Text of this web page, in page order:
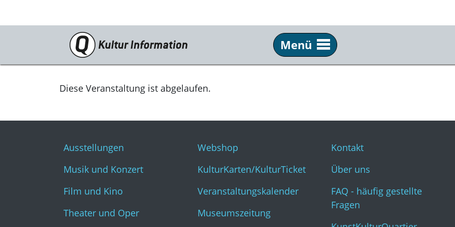
Menü
Veranstaltungen
Ausstellungen
Theater und Oper
Literatur
Service
Museumszeitung
Diese Veranstaltung ist abgelaufen.
Ausstellungen
Musik und Konzert
Film und Kino
Theater und Oper
Webshop
KulturKarten/KulturTicket
Veranstaltungskalender
Museumszeitung
Kontakt
Über uns
FAQ - häufig gestellte
Fragen